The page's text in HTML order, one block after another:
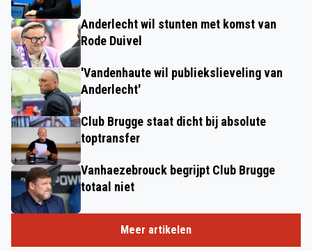
Anderlecht wil stunten met komst van
Rode Duivel
'Vandenhaute wil publiekslieveling van
Anderlecht'
Club Brugge staat dicht bij absolute
toptransfer
Vanhaezebrouck begrijpt Club Brugge
totaal niet
Meer artikelen